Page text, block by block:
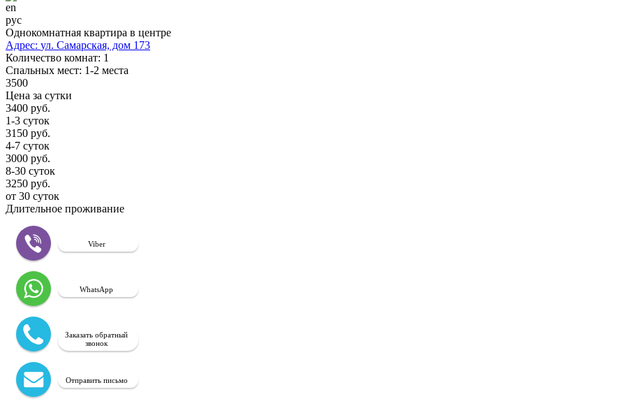
en
рус
Однокомнатная квартира в центре
Адрес: ул. Самарская, дом 173
Количество комнат: 1
Cпальных мест: 1-2 места
3500
Цена за сутки
3400 руб.
1-3 суток
3150 руб.
4-7 суток
3000 руб.
8-30 суток
3250 руб.
от 30 суток
Длительное проживание
Viber
WhatsApp
Заказать обратный
звонок
Отправить письмо